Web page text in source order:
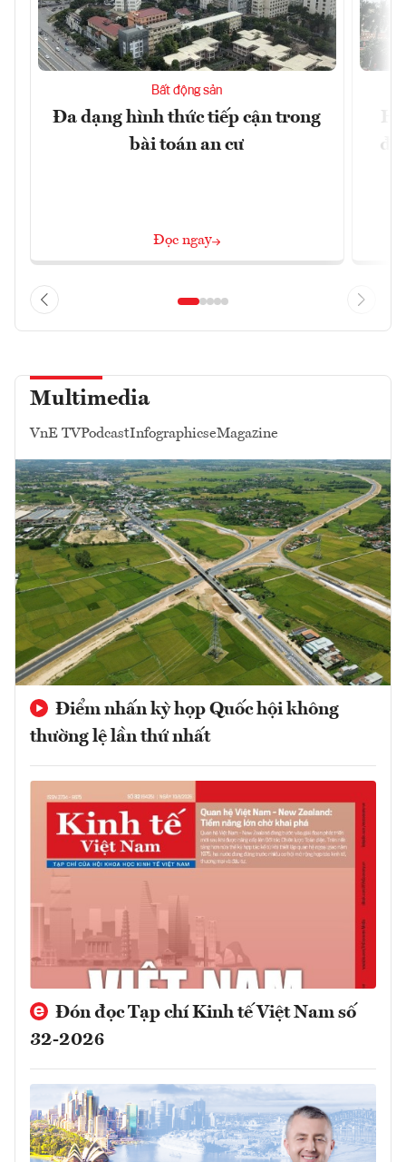
Bất động sản
Đa dạng hình thức tiếp cận trong
bài toán an cư
Đọc ngay
Multimedia
VnE TVPodcastInfographicseMagazine
Điểm nhấn kỳ họp Quốc hội không
thường lệ lần thứ nhất
Đón đọc Tạp chí Kinh tế Việt Nam số
32-2026